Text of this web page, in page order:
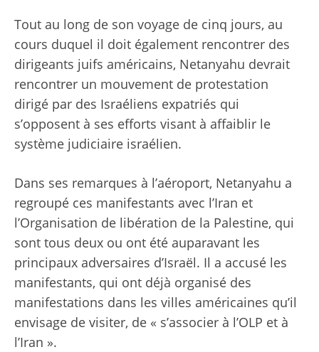
Tout au long de son voyage de cinq jours, au
cours duquel il doit également rencontrer des
dirigeants juifs américains, Netanyahu devrait
rencontrer un mouvement de protestation
dirigé par des Israéliens expatriés qui
s’opposent à ses efforts visant à affaiblir le
système judiciaire israélien.
Dans ses remarques à l’aéroport, Netanyahu a
regroupé ces manifestants avec l’Iran et
l’Organisation de libération de la Palestine, qui
sont tous deux ou ont été auparavant les
principaux adversaires d’Israël. Il a accusé les
manifestants, qui ont déjà organisé des
manifestations dans les villes américaines qu’il
envisage de visiter, de « s’associer à l’OLP et à
l’Iran ».